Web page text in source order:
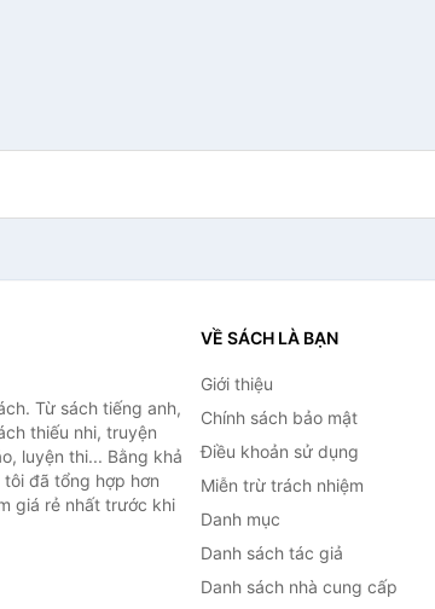
Từ sách tiếng anh,
thiếu nhi, truyện
luyện thi... Bằng khả
đã tổng hợp hơn
giá rẻ nhất trước khi
VỀ SÁCH LÀ BẠN
Giới thiệu
Chính sách bảo mật
Điều khoản sử dụng
Miễn trừ trách nhiệm
Danh mục
Danh sách tác giả
Danh sách nhà cung cấp